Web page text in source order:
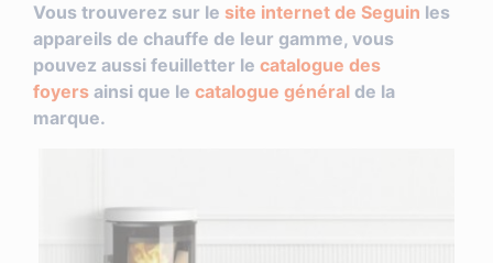
Vous trouverez sur le site internet de Seguin les
appareils de chauffe de leur gamme, vous
pouvez aussi feuilletter le catalogue des
foyers ainsi que le catalogue général de la
marque.